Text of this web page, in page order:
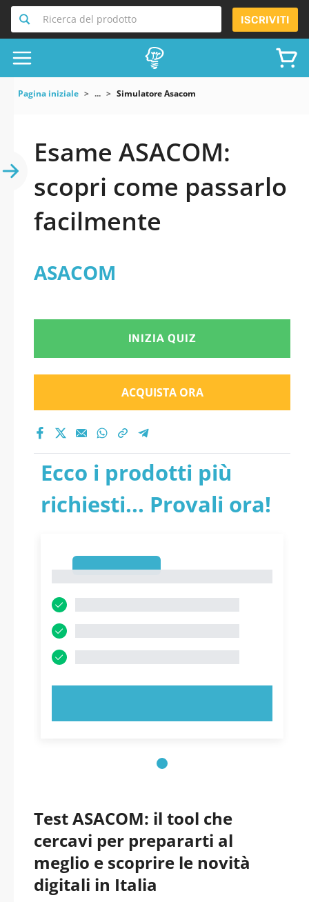
Ricerca del prodotto ISCRIVITI
Pagina iniziale ... Simulatore Asacom
Esame ASACOM:
scopri come passarlo
facilmente
ASACOM
INIZIA QUIZ
ACQUISTA ORA
Ecco i prodotti più
richiesti... Provali ora!
Test ASACOM: il tool che
cercavi per prepararti al
meglio e scoprire le novità
digitali in Italia